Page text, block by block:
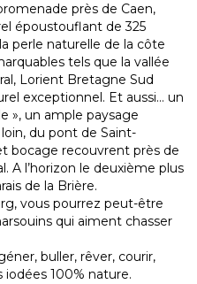
près de Caen,
époustouflant de 325
perle naturelle de la côte
tels que la vallée
Lorient Bretagne Sud
exceptionnel. Et aussi… un
», un ample paysage
du pont de Saint-
bocage recouvrent près de
A l’horizon le deuxième plus
de la Brière.
vous pourrez peut-être
qui aiment chasser
buller, rêver, courir,
100% nature.